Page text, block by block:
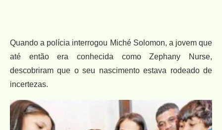
Quando a polícia interrogou Miché Solomon, a jovem que
até então era conhecida como Zephany Nurse,
descobriram que o seu nascimento estava rodeado de
incertezas.